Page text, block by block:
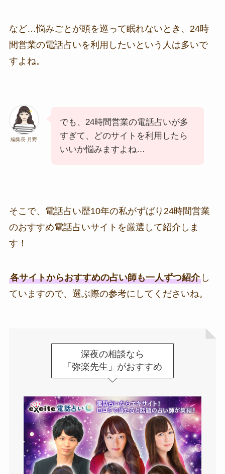
など…悩みごとが頭を巡って眠れないとき、24時
間営業の電話占いを利用したいという人は多いで
すよね。
編集長 月野
でも、24時間営業の電話占いが多
すぎて、どのサイトを利用したら
いいか悩みますよね…
そこで、電話占い歴10年の私がずばり24時間営業
のおすすめ電話占いサイトを厳選して紹介しま
す！
各サイトからおすすめの占い師も一人ずつ紹介し
ていますので、選ぶ際の参考にしてくださいね。
深夜の相談なら
「弥楽先生」がおすすめ